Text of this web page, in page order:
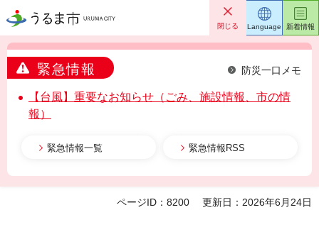
うるま市 閉じる
緊急情報 防災一口メモ
【台風】重要なお知らせ（ごみ、施設情報、市の情
報）
緊急情報一覧 緊急情報RSS
Language 新着情報
ページID：8200 更新日：2026年6月24日